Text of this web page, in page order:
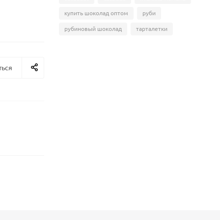
купить шоколад оптом
руби
рубиновый шоколад
тарталетки